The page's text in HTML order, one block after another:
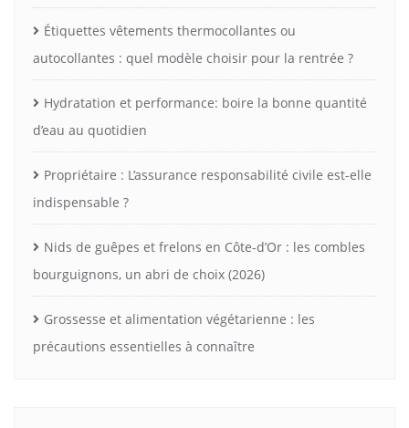
Étiquettes vêtements thermocollantes ou
autocollantes : quel modèle choisir pour la rentrée ?
Hydratation et performance: boire la bonne quantité
d’eau au quotidien
Propriétaire : L’assurance responsabilité civile est-elle
indispensable ?
Nids de guêpes et frelons en Côte-d’Or : les combles
bourguignons, un abri de choix (2026)
Grossesse et alimentation végétarienne : les
précautions essentielles à connaître